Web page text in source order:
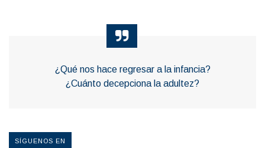
¿Qué nos hace regresar a la infancia?
¿Cuánto decepciona la adultez?
SÍGUENOS EN